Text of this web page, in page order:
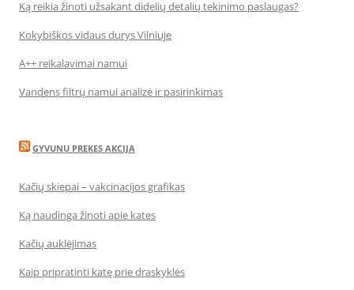
Ką reikia žinoti užsakant didelių detalių tekinimo paslaugas?
Kokybiškos vidaus durys Vilniuje
A++ reikalavimai namui
Vandens filtrų namui analizė ir pasirinkimas
GYVUNU PREKES AKCIJA
Kačių skiepai – vakcinacijos grafikas
Ką naudinga žinoti apie kates
Kačių auklėjimas
Kaip pripratinti katę prie draskyklės